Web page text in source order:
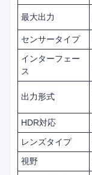
最大出力
センサータイプ
インターフェー
ス
出力形式
HDR対応
レンズタイプ
視野